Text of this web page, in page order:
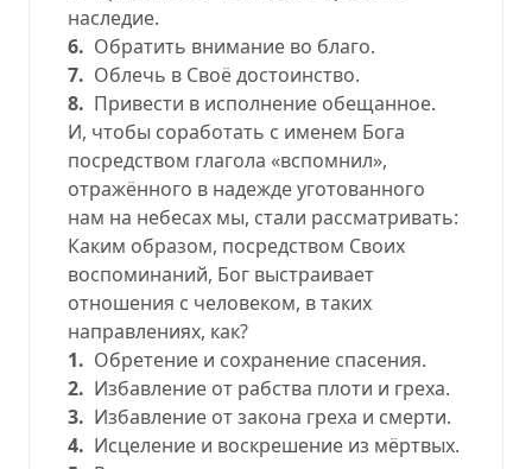
наследие.
6. Обратить внимание во благо.
7. Облечь в Своё достоинство.
8. Привести в исполнение обещанное.
И, чтобы соработать с именем Бога
посредством глагола «вспомнил»,
отражённого в надежде уготованного
нам на небесах мы, стали рассматривать:
Каким образом, посредством Своих
воспоминаний, Бог выстраивает
отношения с человеком, в таких
направлениях, как?
1. Обретение и сохранение спасения.
2. Избавление от рабства плоти и греха.
3. Избавление от закона греха и смерти.
4. Исцеление и воскрешение из мёртвых.